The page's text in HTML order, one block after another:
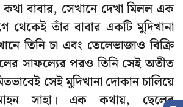
বাবার, সেখানে দেখা মিলল এক
থেকেই তাঁর বাবার একটি মুদিখানা
তিনি চা এবং তেলেভাজাও বিক্রি
সাফল্যের পরও তিনি সেই অতীত
সেই মুদিখানা দোকান চালিয়ে
সাহা। এক কথায়, ছেলের